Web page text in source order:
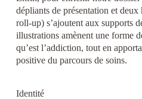
dépliants de présentation et deux
roll-up) s’ajoutent aux supports
illustrations amènent une forme
qu’est l’addiction, tout en
positive du parcours de soins.
Identité